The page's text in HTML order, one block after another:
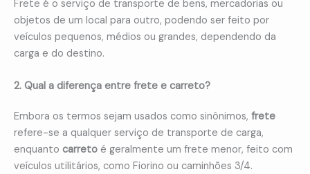
Frete é o serviço de transporte de bens, mercadorias ou
objetos de um local para outro, podendo ser feito por
veículos pequenos, médios ou grandes, dependendo da
carga e do destino.
2. Qual a diferença entre frete e carreto?
Embora os termos sejam usados como sinônimos, frete
refere-se a qualquer serviço de transporte de carga,
enquanto carreto é geralmente um frete menor, feito com
veículos utilitários, como Fiorino ou caminhões 3/4.